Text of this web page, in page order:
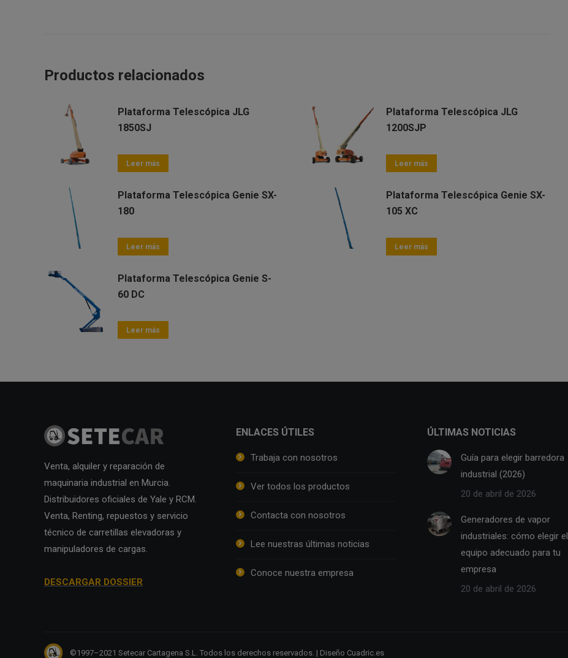
Productos relacionados
Plataforma Telescópica JLG
1850SJ
Leer más
Plataforma Telescópica JLG
1200SJP
Leer más
Plataforma Telescópica Genie SX-
180
Leer más
Plataforma Telescópica Genie SX-
105 XC
Leer más
Plataforma Telescópica Genie S-
60 DC
Leer más
Venta, alquiler y reparación de
maquinaria industrial en Murcia.
Distribuidores oficiales de Yale y RCM.
Venta, Renting, repuestos y servicio
técnico de carretillas elevadoras y
manipuladores de cargas.
DESCARGAR DOSSIER
ENLACES ÚTILES
Trabaja con nosotros
Ver todos los productos
Contacta con nosotros
Lee nuestras últimas noticias
Conoce nuestra empresa
ÚLTIMAS NOTICIAS
Guía para elegir barredora
industrial (2026)
20 de abril de 2026
Generadores de vapor
industriales: cómo elegir el
equipo adecuado para tu
empresa
20 de abril de 2026
©1997–2021 Setecar Cartagena S.L. Todos los derechos reservados. | Diseño Cuadric.es